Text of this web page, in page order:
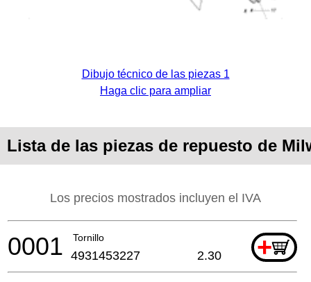
Dibujo técnico de las piezas 1
Haga clic para ampliar
Lista de las piezas de repuesto de
Los precios mostrados incluyen el IVA
Tornillo +
0001 4931453227 2.30